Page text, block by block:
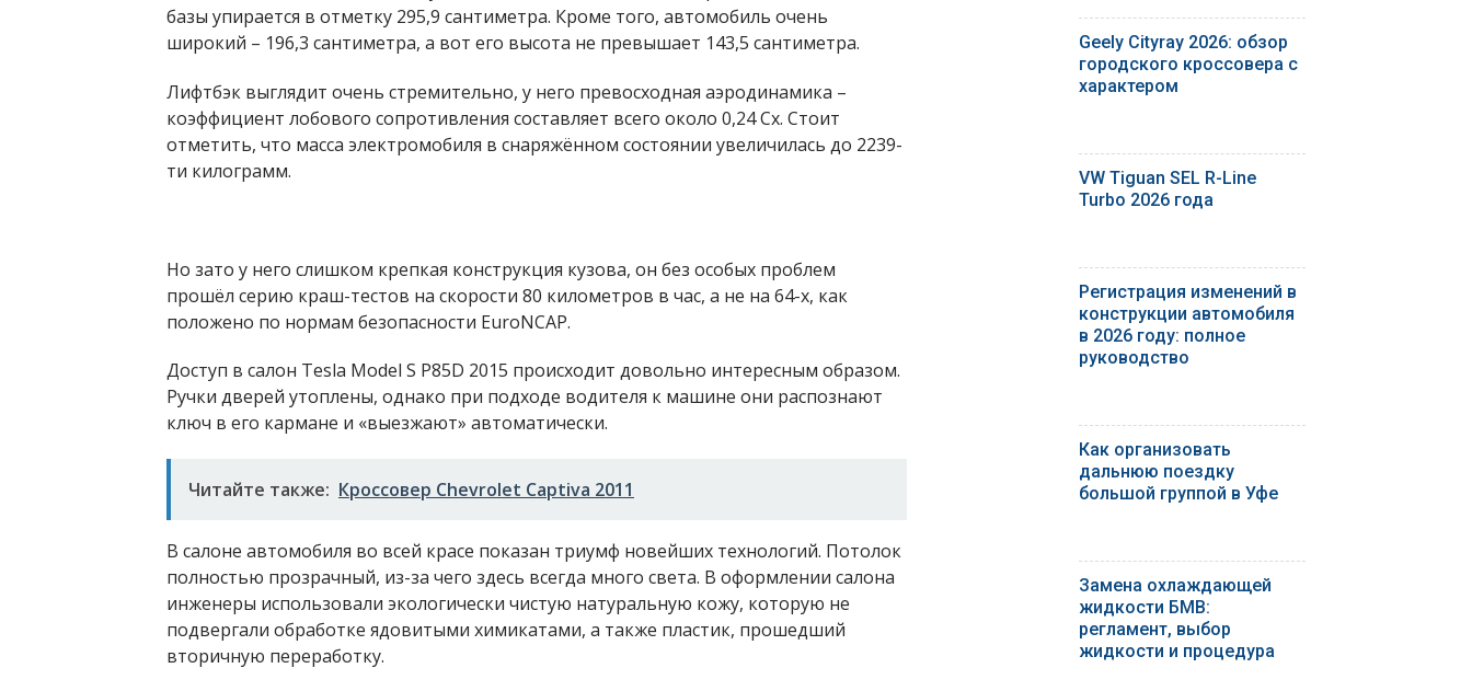
базы упирается в отметку 295,9 сантиметра. Кроме того, автомобиль очень
широкий – 196,3 сантиметра, а вот его высота не превышает 143,5 сантиметра.
Лифтбэк выглядит очень стремительно, у него превосходная аэродинамика –
коэффициент лобового сопротивления составляет всего около 0,24 Сх. Стоит
отметить, что масса электромобиля в снаряжённом состоянии увеличилась до 2239-
ти килограмм.
Но зато у него слишком крепкая конструкция кузова, он без особых проблем
прошёл серию краш-тестов на скорости 80 километров в час, а не на 64-х, как
положено по нормам безопасности EuroNCAP.
Доступ в салон Tesla Model S P85D 2015 происходит довольно интересным образом.
Ручки дверей утоплены, однако при подходе водителя к машине они распознают
ключ в его кармане и «выезжают» автоматически.
Читайте также: Кроссовер Chevrolet Captiva 2011
В салоне автомобиля во всей красе показан триумф новейших технологий. Потолок
полностью прозрачный, из-за чего здесь всегда много света. В оформлении салона
инженеры использовали экологически чистую натуральную кожу, которую не
подвергали обработке ядовитыми химикатами, а также пластик, прошедший
вторичную переработку.
Geely Cityray 2026: обзор
городского кроссовера с
характером
VW Tiguan SEL R-Line
Turbo 2026 года
Регистрация изменений в
конструкции автомобиля
в 2026 году: полное
руководство
Как организовать
дальнюю поездку
большой группой в Уфе
Замена охлаждающей
жидкости БМВ:
регламент, выбор
жидкости и процедура